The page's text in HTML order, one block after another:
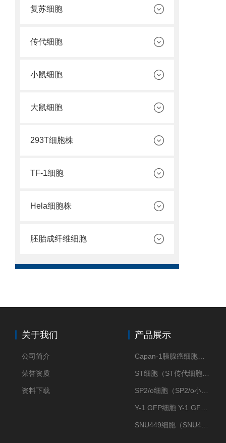
复苏细胞
传代细胞
小鼠细胞
大鼠细胞
293T细胞株
TF-1细胞
Hela细胞株
胚胎成纤维细胞
关于我们
公司简介
荣誉资质
资料下载
产品展示